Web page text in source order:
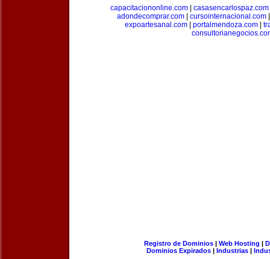
capacitaciononline.com
casasencarlospaz.com
adondecomprar.com| cursointernacional.com
expoartesanal.com| portalmendoza.com|
Registro de Dominios| Web Hosting |
Dominios Expirados | Industrias |